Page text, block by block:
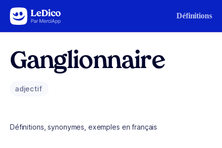
Aller au contenu Définitions
Ganglionnaire
adjectif
Définitions, synonymes, exemples en français